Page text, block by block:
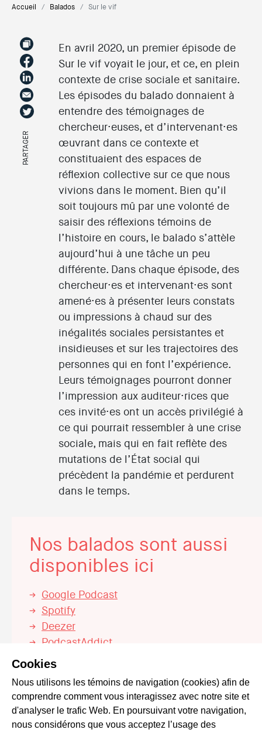
Accueil Balados Sur le vif
PARTAGER
En avril 2020, un premier épisode de
Sur le vif voyait le jour, et ce, en plein
contexte de crise sociale et sanitaire.
Les épisodes du balado donnaient à
entendre des témoignages de
chercheur·euses, et d’intervenant·es
œuvrant dans ce contexte et
constituaient des espaces de
réflexion collective sur ce que nous
vivions dans le moment. Bien qu’il
soit toujours mû par une volonté de
saisir des réflexions témoins de
l’histoire en cours, le balado s’attèle
aujourd’hui à une tâche un peu
différente. Dans chaque épisode, des
chercheur·es et intervenant·es sont
amené·es à présenter leurs constats
ou impressions à chaud sur des
inégalités sociales persistantes et
insidieuses et sur les trajectoires des
personnes qui en font l’expérience.
Leurs témoignages pourront donner
l’impression aux auditeur·rices que
ces invité·es ont un accès privilégié à
ce qui pourrait ressembler à une crise
sociale, mais qui en fait reflète des
mutations de l’État social qui
précèdent la pandémie et perdurent
dans le temps.
Nos balados sont aussi
disponibles ici
Google Podcast
Spotify
Deezer
PodcastAddict
iHeartRADIO
Cookies
Nous utilisons les témoins de navigation (cookies) afin de
comprendre comment vous interagissez avec notre site et
d'analyser le trafic Web. En poursuivant votre navigation,
nous considérons que vous acceptez l’usage des